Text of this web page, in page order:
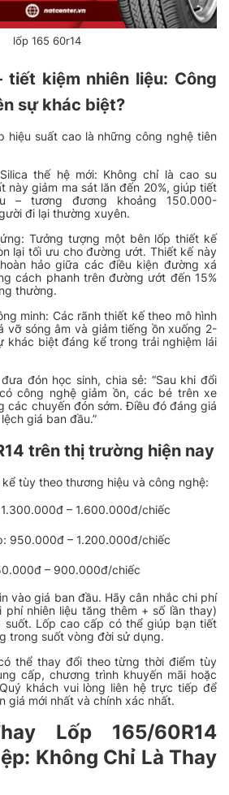
lốp 165 60r14
tiết kiệm nhiên liệu: Công
sự khác biệt?
hiệu suất cao là những công nghệ tiên
thế hệ mới: Không chỉ là cao su
này giảm ma sát lăn đến 20%, giúp tiết
– tương đương khoảng 150.000-
đi lại thường xuyên.
Tưởng tượng một bên lốp thiết kế
lại tối ưu cho đường ướt. Thiết kế này
hảo giữa các điều kiện đường xá
cách phanh trên đường ướt đến 15%
thường.
minh: Các rãnh thiết kế theo mô hình
vỡ sóng âm và giảm tiếng ồn xuống 2-
khác biệt đáng kể trong trải nghiệm lái
đón học sinh, chia sẻ: “Sau khi đổi
công nghệ giảm ồn, các bé trên xe
các chuyến đón sớm. Điều đó đáng giá
giá ban đầu.”
trên thị trường hiện nay
tùy theo thương hiệu và công nghệ:
– 1.600.000đ/chiếc
950.000đ – 1.200.000đ/chiếc
– 900.000đ/chiếc
vào giá ban đầu. Hãy cân nhắc chi phí
nhiên liệu tăng thêm + số lần thay)
suốt. Lốp cao cấp có thể giúp bạn tiết
trong suốt vòng đời sử dụng.
thể thay đổi theo từng thời điểm tùy
cấp, chương trình khuyến mãi hoặc
khách vui lòng liên hệ trực tiếp để
giá mới nhất và chính xác nhất.
Lốp 165/60R14
Không Chỉ Là Thay